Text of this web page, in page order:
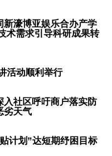
濠博亚娱乐合办产学
术需求引导科研成果转
活动顺利举行
社区呼吁商户落实防
劣天气
计划”达短期纾困目标